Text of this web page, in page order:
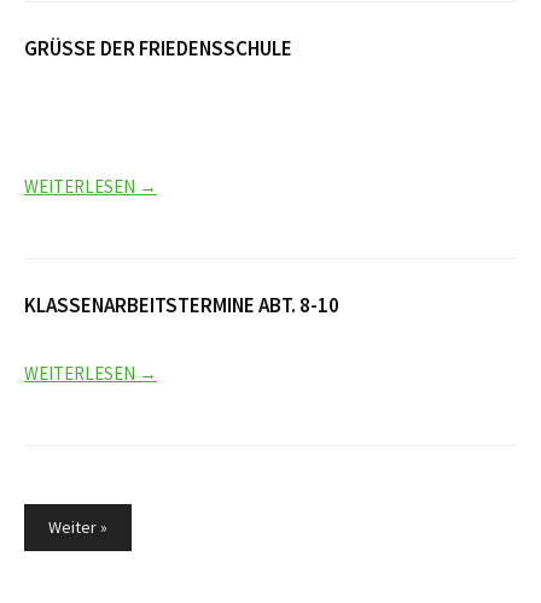
GRÜSSE DER FRIEDENSSCHULE
WEITERLESEN →
KLASSENARBEITSTERMINE ABT. 8-10
WEITERLESEN →
Seitennummerierung
Weiter »